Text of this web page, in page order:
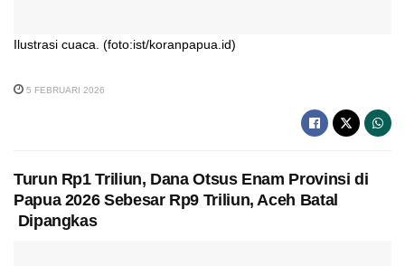
Ilustrasi cuaca. (foto:ist/koranpapua.id)
5 FEBRUARI 2026
Turun Rp1 Triliun, Dana Otsus Enam Provinsi di
Papua 2026 Sebesar Rp9 Triliun, Aceh Batal
Dipangkas